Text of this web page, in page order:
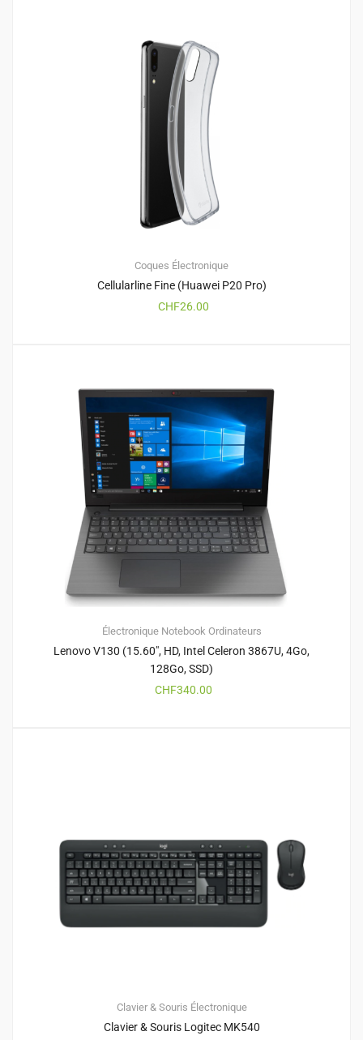
Coques Électronique
Cellularline Fine (Huawei P20 Pro)
CHF26.00
Électronique Notebook Ordinateurs
Lenovo V130 (15.60″, HD, Intel Celeron 3867U, 4Go,
128Go, SSD)
CHF340.00
Clavier & Souris Électronique
Clavier & Souris Logitec MK540